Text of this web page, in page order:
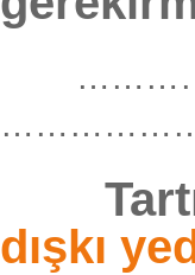
dışkı